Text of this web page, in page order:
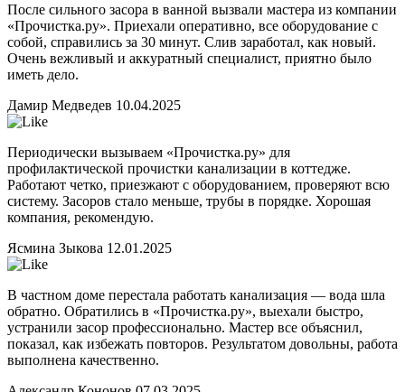
После сильного засора в ванной вызвали мастера из компании
«Прочистка.ру». Приехали оперативно, все оборудование с
собой, справились за 30 минут. Слив заработал, как новый.
Очень вежливый и аккуратный специалист, приятно было
иметь дело.
Дамир Медведев 10.04.2025
Периодически вызываем «Прочистка.ру» для
профилактической прочистки канализации в коттедже.
Работают четко, приезжают с оборудованием, проверяют всю
систему. Засоров стало меньше, трубы в порядке. Хорошая
компания, рекомендую.
Ясмина Зыкова 12.01.2025
В частном доме перестала работать канализация — вода шла
обратно. Обратились в «Прочистка.ру», выехали быстро,
устранили засор профессионально. Мастер все объяснил,
показал, как избежать повторов. Результатом довольны, работа
выполнена качественно.